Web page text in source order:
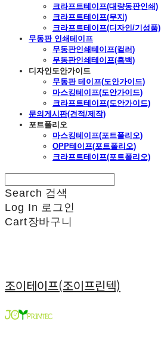
크라프트테이프(대량동판인쇄)
크라프트테이프(무지)
크라프트테이프(디자인/기성품)
무동판 인쇄테이프
무동판인쇄테이프(컬러)
무동판인쇄테이프(흑백)
디자인도안가이드
무동판 테이프(도안가이드)
마스킹테이프(도안가이드)
크라프트테이프(도안가이드)
문의게시판(견적/제작)
포트폴리오
마스킹테이프(포트폴리오)
OPP테이프(포트폴리오)
크라프트테이프(포트폴리오)
Search 검색
Log In 로그인
Cart장바구니
조이테이프(조이프린텍)